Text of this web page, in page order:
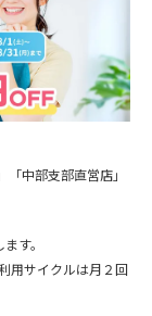
中部支部直営店」
す。
用サイクルは月２回